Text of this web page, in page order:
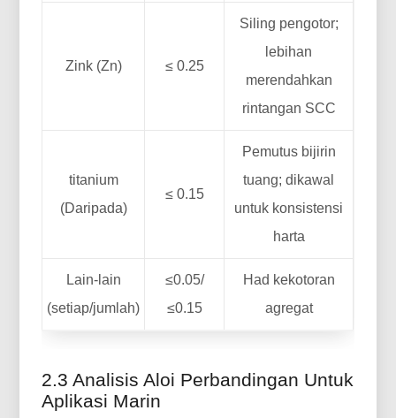
Zink (Zn) ≤ 0.25
Siling pengotor;
lebihan
merendahkan
rintangan SCC
titanium
(Daripada)
≤ 0.15
Pemutus bijirin
tuang; dikawal
untuk konsistensi
harta
Lain-lain
(setiap/jumlah)
≤0.05/
≤0.15
Had kekotoran
agregat
2.3 Analisis Aloi Perbandingan Untuk
Aplikasi Marin